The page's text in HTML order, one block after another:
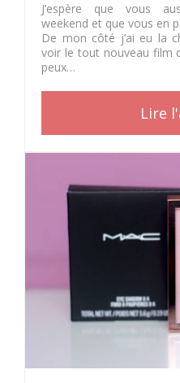
J’espère que vous
weekend et que vous en
De mon côté j’ai eu la
voir le tout nouveau film
peux…
Lire